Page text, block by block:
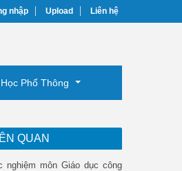
nhập Upload Liên hệ
Phổ Thông
QUAN
nghiệm môn Giáo dục công